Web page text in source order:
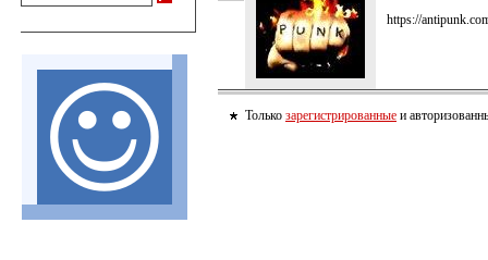
https://
Только зарегистрированные и